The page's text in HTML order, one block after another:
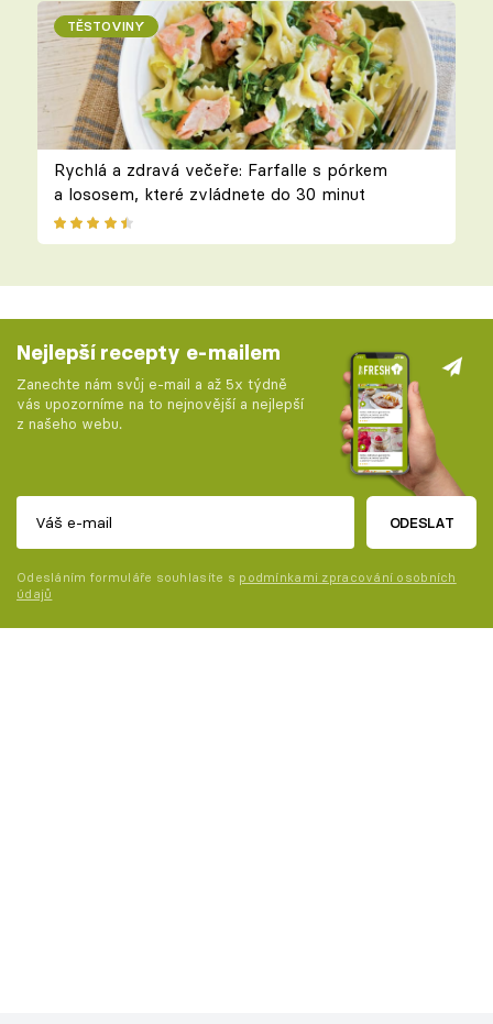
TĚSTOVINY
Rychlá a zdravá večeře: Farfalle s pórkem
a lososem, které zvládnete do 30 minut
Nejlepší recepty e-mailem
Zanechte nám svůj e-mail a až 5x týdně
vás upozorníme na to nejnovější a nejlepší
z našeho webu.
ODESLAT
Odesláním formuláře souhlasíte s podmínkami zpracování osobních
údajů